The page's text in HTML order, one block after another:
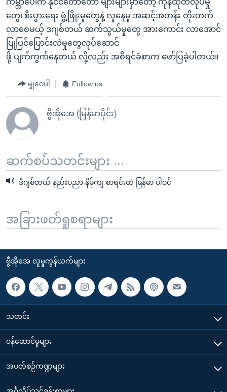
တွေ၊ စီးပွားရေး ဖွံ့ဖြိုးမှုတွေနဲ့ လူနေမှု အဆင့်အတန်း တိုးတက်
လာစေမယ့် ဒဂျစ်တယ် ဆက်သွယ်မှုတွေ အားကောင်း လာအောင်
ပြုပြင်ပြောင်းလဲမှုတွေလုပ်ဆောင်
ဖို့ ပျက်ကွက်နေတယ် လို့လည်း အစီရင်ခံစာက ဖော်ပြခဲ့ပါတယ်။
မျှဝေပါ Follow us
ဗွီအိုအေ (မြန်မာပိုင်း)
ဆက်စပ်သတင်းများ ...
ဒီဂျစ်တယ် နည်းပညာ နိမ့်ကျ စာရင်းထဲ မြန်မာ ပါဝင်
အခြားဖတ်ရှုစရာများ
ဗွီအိုအေ လူမှုကွန်ယက်များ
သတင်း
၀န်ဆောင်မှုများ
အပတ်စဉ်ကဏ္ဍများ